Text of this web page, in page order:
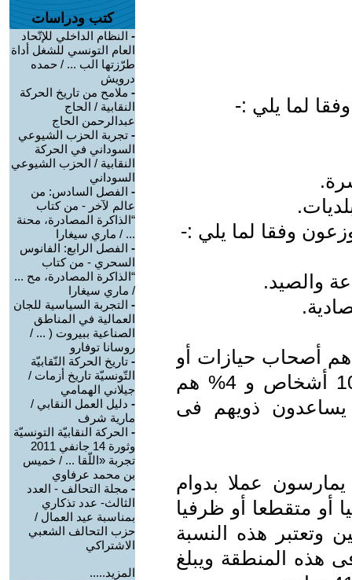
لما يلي :-
وفقا لما يلي :-
هم أصحاب حيازات أو
مؤسسات حرفية تستخدم أقل من 10 أشخاص و 4% هم
يساعدون ذويهم فى
يمارسون عملا بدوام
أو متقطعا أو ظرفيا
وتعتبر هذه النسبة
هذه المنطقة ويبلغ
كتب ودراسات
- النظام الداخلي للإتّحاد
العام التونسي للشغل أداة
طرّزتها الب ... / حمده
درويش
- ملامح من تاريخ الحركة
النقابية / الحاج
عبدالرحمن الحاج
- تجربة الحزب الشيوعي
السوداني في الحركة
النقابية / الحزب الشيوعي
السوداني
- الفصل السادس: من
عالم لآخر - من كتاب
“الذاكرة المصادرة، محنة
... / ماري سيغارا
- الفصل الرابع: الفانوس
السحري - من كتاب
“الذاكرة المصادرة، مح ...
/ ماري سيغارا
- التجربة السياسية للجان
العمالية في المناطق
الصناعية ببيروت ( ... /
روسانا توفارو
- تاريخ الحركة النّقابيّة
التّونسيّة تاريخ أزمات /
جيلاني الهمامي
- دليل العمل النقابي /
مارية شرف
- الحركة النقابيّة التونسيّة
وثورة 14 جانفي 2011
تجربة «اللّقا ... / خميس
بن محمد عرفاوي
- مجلة التحالف - العدد
الثالث- عدد تذكاري
بمناسبة عيد العمال /
حزب التحالف الشعبي
الاشتراكي
المزيد.....